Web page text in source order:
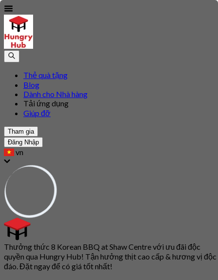
Thẻ quà tặng
Blog
Dành cho Nhà hàng
Tải ứng dụng
Giúp đỡ
Tham gia
Đăng Nhập
vn
Thưởng thức 8 Korean BBQ at Shaw Centre với ưu đãi độc
quyền qua Hungry Hub! Tận hưởng thịt cao cấp & hương vị độc
đáo. Đặt ngay để có giá tốt nhất!